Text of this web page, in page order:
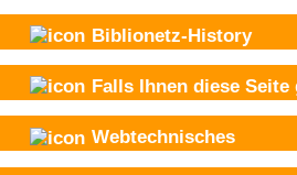
Biblionetz-History
Falls Ihnen diese Seite
Webtechnisches